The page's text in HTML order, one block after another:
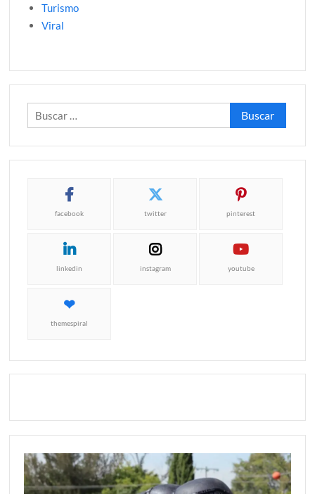
Turismo
Viral
Buscar:
facebook twitter pinterest
linkedin instagram youtube
themespiral